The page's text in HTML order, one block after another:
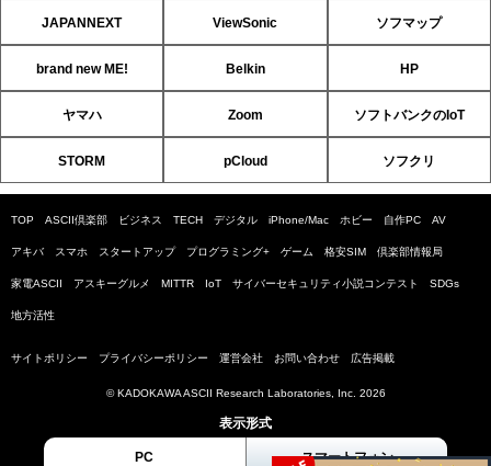
JAPANNEXT ViewSonic ソフマップ
brand new ME! Belkin HP
ヤマハ Zoom ソフトバンクのIoT
STORM pCloud ソフクリ
TOP ASCII倶楽部 ビジネス TECH デジタル iPhone/Mac ホビー 自作PC AV
アキバ スマホ スタートアップ プログラミング+ ゲーム 格安SIM 倶楽部情報局
家電ASCII アスキーグルメ MITTR IoT サイバーセキュリティ小説コンテスト SDGs
地方活性
サイトポリシー プライバシーポリシー 運営会社 お問い合わせ 広告掲載
© KADOKAWA ASCII Research Laboratories, Inc. 2026
表示形式
PC スマートフォン